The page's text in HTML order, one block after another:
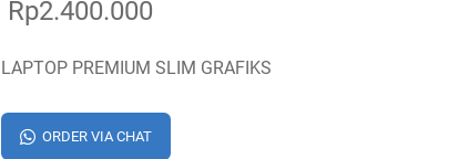
Rp2.400.000
LAPTOP PREMIUM SLIM GRAFIKS
ORDER VIA CHAT